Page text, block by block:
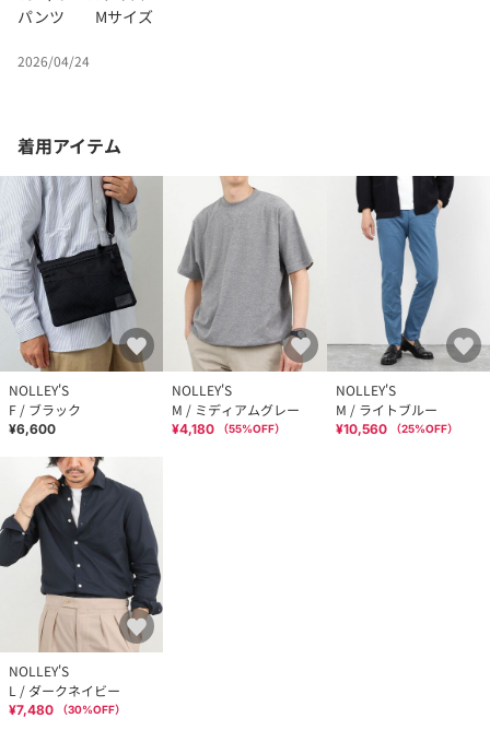
パンツ Mサイズ
2026/04/24
着用アイテム
NOLLEY'S
F / ブラック
¥6,600
NOLLEY'S
M / ミディアムグレー
¥4,180 （55%OFF）
NOLLEY'S
M / ライトブルー
¥10,560 （25%OFF）
NOLLEY'S
L / ダークネイビー
¥7,480 （30%OFF）